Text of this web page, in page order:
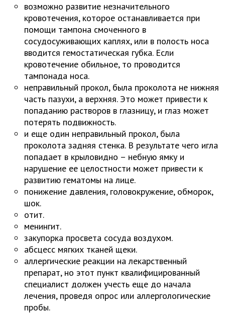
возможно развитие незначительного
кровотечения, которое останавливается при
помощи тампона смоченного в
сосудосуживающих каплях, или в полость носа
вводится гемостатическая губка. Если
кровотечение обильное, то проводится
тампонада носа.
неправильный прокол, была проколота не нижняя
часть пазухи, а верхняя. Это может привести к
попаданию растворов в глазницу, и глаз может
потерять подвижность.
и еще один неправильный прокол, была
проколота задняя стенка. В результате чего игла
попадает в крыловидно – небную ямку и
нарушение ее целостности может привести к
развитию гематомы на лице.
понижение давления, головокружение, обморок,
шок.
отит.
менингит.
закупорка просвета сосуда воздухом.
абсцесс мягких тканей щеки.
аллергические реакции на лекарственный
препарат, но этот пункт квалифицированный
специалист должен учесть еще до начала
лечения, проведя опрос или аллергологические
пробы.